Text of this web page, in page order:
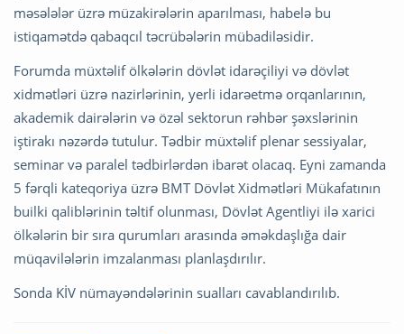
məsələlər üzrə müzakirələrin aparılması, habelə bu
istiqamətdə qabaqcıl təcrübələrin mübadiləsidir.
Forumda müxtəlif ölkələrin dövlət idarəçiliyi və dövlət
xidmətləri üzrə nazirlərinin, yerli idarəetmə orqanlarının,
akademik dairələrin və özəl sektorun rəhbər şəxslərinin
iştirakı nəzərdə tutulur. Tədbir müxtəlif plenar sessiyalar,
seminar və paralel tədbirlərdən ibarət olacaq. Eyni zamanda
5 fərqli kateqoriya üzrə BMT Dövlət Xidmətləri Mükafatının
builki qaliblərinin təltif olunması, Dövlət Agentliyi ilə xarici
ölkələrin bir sıra qurumları arasında əməkdaşlığa dair
müqavilələrin imzalanması planlaşdırılır.
Sonda KİV nümayəndələrinin sualları cavablandırılıb.